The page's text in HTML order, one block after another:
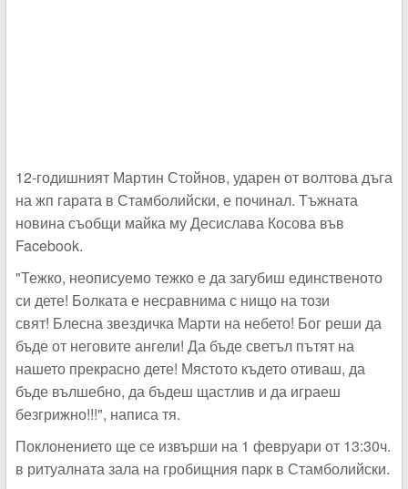
12-годишният Мартин Стойнов, ударен от волтова дъга
на жп гарата в Стамболийски, е починал. Тъжната
новина съобщи майка му Десислава Косова във
Facebook.
"Тежко, неописуемо тежко е да загубиш единственото
си дете! Болката е несравнима с нищо на този
свят! Блесна звездичка Марти на небето! Бог реши да
бъде от неговите ангели! Да бъде светъл пътят на
нашето прекрасно дете! Мястото където отиваш, да
бъде вълшебно, да бъдеш щастлив и да играеш
безгрижно!!!", написа тя.
Поклонението ще се извърши на 1 февруари от 13:30ч.
в ритуалната зала на гробищния парк в Стамболийски.